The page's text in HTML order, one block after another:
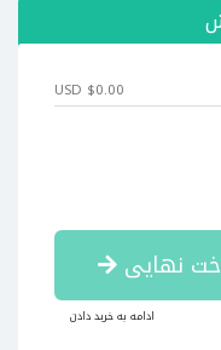
$0.00 USD
نهایی
ادامه به خرید دادن